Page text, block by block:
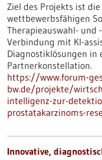
Ziel des Projekts ist
wettbewerbsfähigen
Therapieauswahl- und
Verbindung mit KI-
Diagnostiklösungen in
Partnerkonstellation.
https://www.forum-
bw.de/projekte/
intelligenz-zur-
prostatakarzinoms-
Innovative,